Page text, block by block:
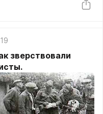
точной статистики
зверствовали